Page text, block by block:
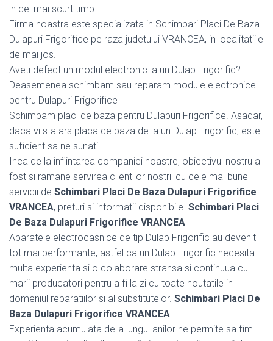
in cel mai scurt timp.
Firma noastra este specializata in Schimbari Placi De Baza
Dulapuri Frigorifice pe raza judetului VRANCEA, in localitatiile
de mai jos.
Aveti defect un modul electronic la un Dulap Frigorific?
Deasemenea schimbam sau reparam module electronice
pentru Dulapuri Frigorifice
Schimbam placi de baza pentru Dulapuri Frigorifice. Asadar,
daca vi s-a ars placa de baza de la un Dulap Frigorific, este
suficient sa ne sunati.
Inca de la infiintarea companiei noastre, obiectivul nostru a
fost si ramane servirea clientilor nostrii cu cele mai bune
servicii de Schimbari Placi De Baza Dulapuri Frigorifice
VRANCEA, preturi si informatii disponibile. Schimbari Placi
De Baza Dulapuri Frigorifice VRANCEA
Aparatele electrocasnice de tip Dulap Frigorific au devenit
tot mai performante, astfel ca un Dulap Frigorific necesita
multa experienta si o colaborare stransa si continuua cu
marii producatori pentru a fi la zi cu toate noutatile in
domeniul reparatiilor si al substitutelor. Schimbari Placi De
Baza Dulapuri Frigorifice VRANCEA
Experienta acumulata de-a lungul anilor ne permite sa fim